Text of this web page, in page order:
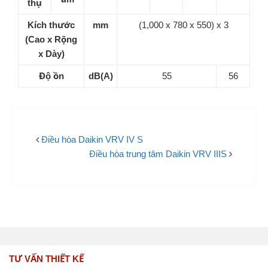
thụ
Kích thước
(Cao x Rộng
x Dày)
mm (1,000 x 780 x 550) x 3
Độ ồn dB(A) 55 56
Điều hòa Daikin VRV IV S
Điều hòa trung tâm Daikin VRV IIIS
TƯ VẤN THIẾT KẾ